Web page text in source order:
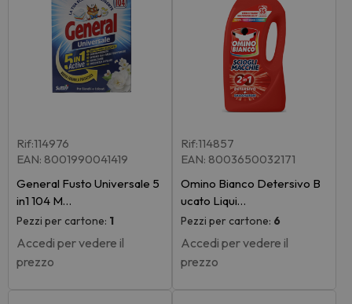
Rif:114976
EAN: 8001990041419
General Fusto Universale 5
in1 104 M…
Pezzi per cartone: 1
Accedi per vedere il
prezzo
Rif:114857
EAN: 8003650032171
Omino Bianco Detersivo B
ucato Liqui…
Pezzi per cartone: 6
Accedi per vedere il
prezzo